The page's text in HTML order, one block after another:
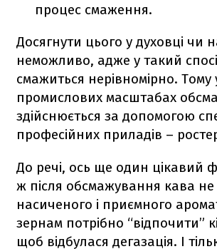
процес смаження.
Досягнути цього у духовці чи
неможливо, адже у такий
смажиться нерівномірно. Тому
промислових масштабах
здійснюється за допомогою
професійних приладів –
До речі, ось ще один цікавий
ж після обсмажування кава
насиченого і приємного
зернам потрібно “відпочити”
щоб відбулася дегазація. І